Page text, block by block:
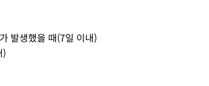
발생했을 때(7일 이내)
)